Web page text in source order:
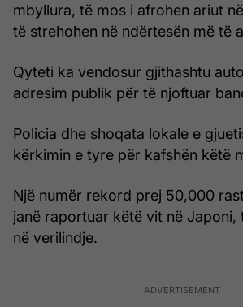
mbyllura, të mos i afrohen ariut
të strehohen në ndërtesën më të
Qyteti ka vendosur gjithashtu
adresim publik për të njoftuar
Policia dhe shoqata lokale e
kërkimin e tyre për kafshën këtë
Një numër rekord prej 50,000
janë raportuar këtë vit në Japoni,
në verilindje.